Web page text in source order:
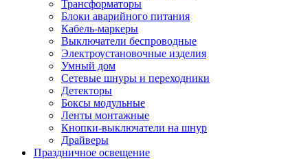
Трансформаторы
Блоки аварийного питания
Кабель-маркеры
Выключатели беспроводные
Электроустановочные изделия
Умный дом
Сетевые шнуры и переходники
Детекторы
Боксы модульные
Ленты монтажные
Кнопки-выключатели на шнур
Драйверы
Праздничное освещение